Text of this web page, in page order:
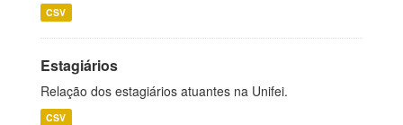
CSV
Estagiários
Relação dos estagiários atuantes na Unifei.
CSV